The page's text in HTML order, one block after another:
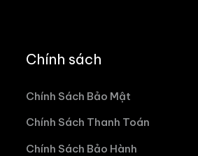
Chính sách
Chính Sách Bảo Mật
Chính Sách Thanh Toán
Chính Sách Bảo Hành